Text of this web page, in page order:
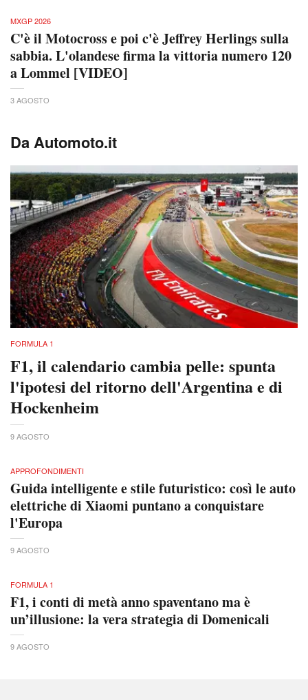
MXGP 2026
C'è il Motocross e poi c'è Jeffrey Herlings sulla
sabbia. L'olandese firma la vittoria numero 120
a Lommel [VIDEO]
3 AGOSTO
Da Automoto.it
FORMULA 1
F1, il calendario cambia pelle: spunta
l'ipotesi del ritorno dell'Argentina e di
Hockenheim
9 AGOSTO
APPROFONDIMENTI
Guida intelligente e stile futuristico: così le auto
elettriche di Xiaomi puntano a conquistare
l'Europa
9 AGOSTO
FORMULA 1
F1, i conti di metà anno spaventano ma è
un’illusione: la vera strategia di Domenicali
9 AGOSTO